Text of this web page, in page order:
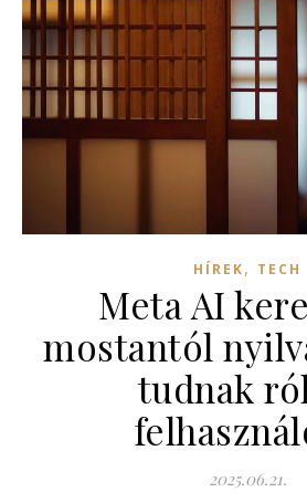
HÍREK, TECH
Meta AI
mostantól
tudnak
2025.06.21.